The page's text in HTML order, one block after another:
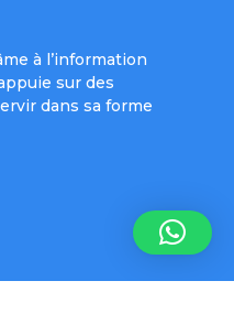
à l’information
sur des
dans sa forme